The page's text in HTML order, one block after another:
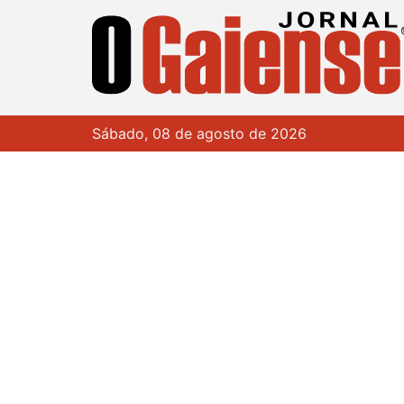
Sábado, 08 de agosto de 2026